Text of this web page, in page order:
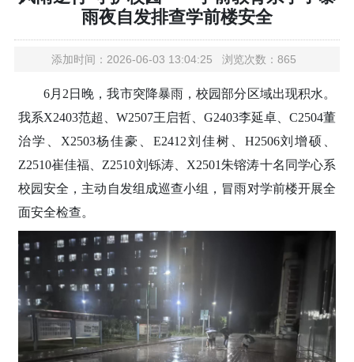
雨夜自发排查学前楼安全
添加时间：2026-06-03 13:04:25 浏览次数：865
6月2日晚，我市突降暴雨，校园部分区域出现积水。
我系X2403范超、W2507王启哲、G2403李延卓、C2504董
治学、X2503杨佳豪、E2412刘佳树、H2506刘增硕、
Z2510崔佳福、Z2510刘铄涛、X2501朱镕涛十名同学心系
校园安全，主动自发组成巡查小组，冒雨对学前楼开展全
面安全检查。